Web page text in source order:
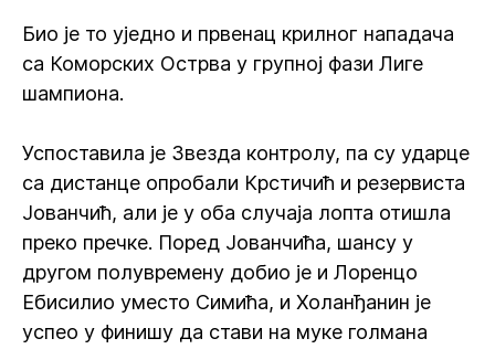
Био је то уједно и првенац крилног нападача
са Коморских Острва у групној фази Лиге
шампиона.
Успоставила је Звезда контролу, па су ударце
са дистанце опробали Крстичић и резервиста
Јованчић, али је у оба случаја лопта отишла
преко пречке. Поред Јованчића, шансу у
другом полувремену добио је и Лоренцо
Ебисилио уместо Симића, и Холанђанин је
успео у финишу да стави на муке голмана